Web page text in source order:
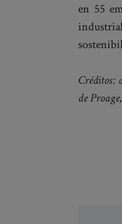
en 55
Créditos:
de